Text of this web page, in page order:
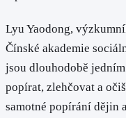
Lyu Yaodong,
Čínské akademie
jsou dlouhodobě
popírat, zlehčovat a
samotné popírání dějin